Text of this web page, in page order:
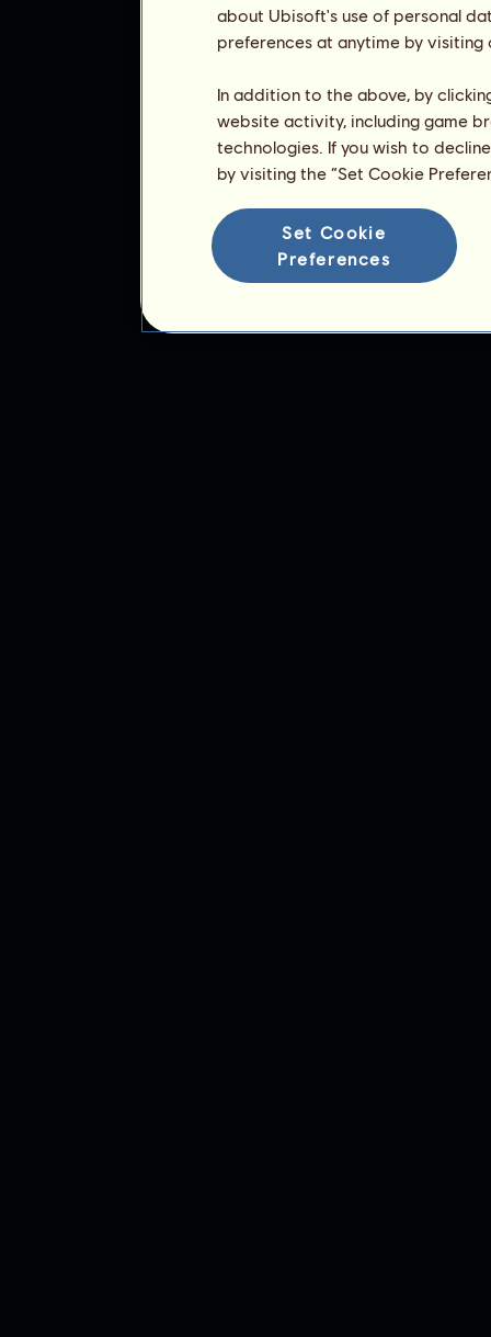
about Ubisoft's use of personal
preferences at anytime by
In addition to the above, by
website activity, including game
technologies. If you wish to
by visiting the “Set Cookie
Set Cookie
Preferences